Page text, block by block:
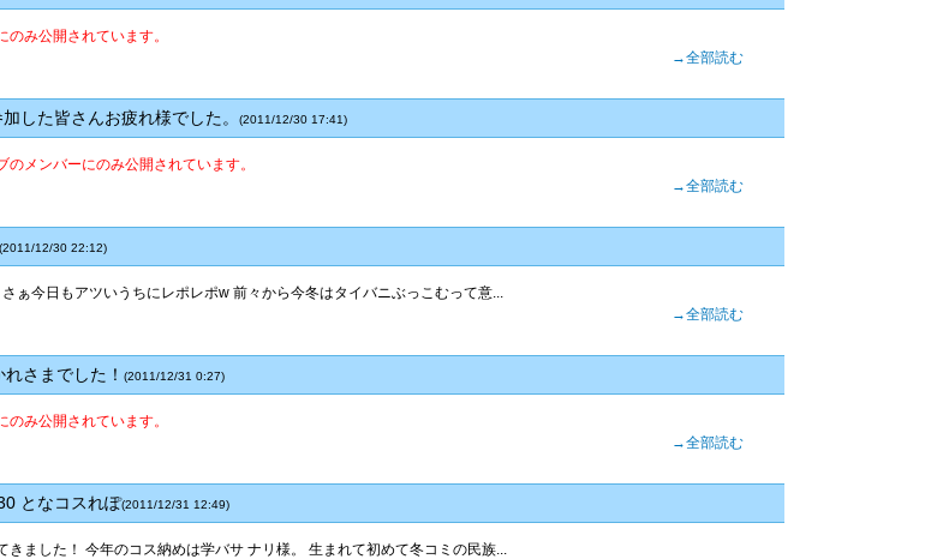
のみ公開されています。
→全部読む
した皆さんお疲れ様でした。 (2011/12/30 17:41)
のメンバーにのみ公開されています。
→全部読む
(2011/12/30 22:12)
ぁ今日もアツいうちにレポレポw 前々から今冬はタイバニぶっこむって意...
→全部読む
さまでした！ (2011/12/31 0:27)
のみ公開されています。
→全部読む
となコスれぽ(2011/12/31 12:49)
きました！ 今年のコス納めは学バサ ナリ様。 生まれて初めて冬コミの民族...